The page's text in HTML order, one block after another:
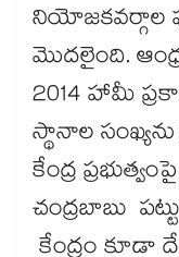
నియోజకవర్గాల
మొదలైంది.
2014 హామీ
స్థానాల
కేంద్ర
చంద్రబాబు